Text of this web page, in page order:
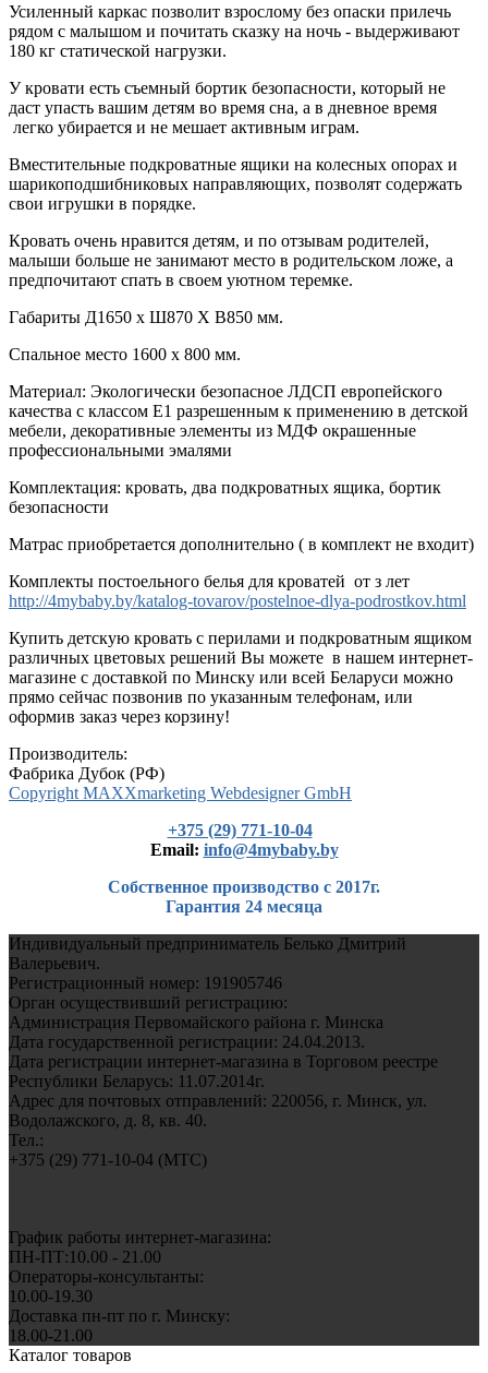
Усиленный каркас позволит взрослому без опаски прилечь
рядом с малышом и почитать сказку на ночь - выдерживают
180 кг статической нагрузки.
У кровати есть съемный бортик безопасности, который не
даст упасть вашим детям во время сна, а в дневное время
легко убирается и не мешает активным играм.
Вместительные подкроватные ящики на колесных опорах и
шарикоподшибниковых направляющих, позволят содержать
свои игрушки в порядке.
Кровать очень нравится детям, и по отзывам родителей,
малыши больше не занимают место в родительском ложе, а
предпочитают спать в своем уютном теремке.
Габариты Д1650 х Ш870 Х В850 мм.
Спальное место 1600 х 800 мм.
Материал: Экологически безопасное ЛДСП европейского
качества с классом Е1 разрешенным к применению в детской
мебели, декоративные элементы из МДФ окрашенные
профессиональными эмалями
Комплектация: кровать, два подкроватных ящика, бортик
безопасности
Матрас приобретается дополнительно ( в комплект не входит)
Комплекты постоельного белья для кроватей от з лет
http://4mybaby.by/katalog-tovarov/postelnoe-dlya-podrostkov.html
Купить детскую кровать с перилами и подкроватным ящиком
различных цветовых решений Вы можете в нашем интернет-
магазине с доставкой по Минску или всей Беларуси можно
прямо сейчас позвонив по указанным телефонам, или
оформив заказ через корзину!
Производитель:
Фабрика Дубок (РФ)
Copyright MAXXmarketing Webdesigner GmbH
+375 (29) 771-10-04
Еmail: info@4mybaby.by
Собственное производство с 2017г.
Гарантия 24 месяца
Индивидуальный предприниматель Белько Дмитрий
Валерьевич.
Регистрационный номер: 191905746
Орган осуществивший регистрацию:
Администрация Первомайского района г. Минска
Дата государственной регистрации: 24.04.2013.
Дата регистрации интернет-магазина в Торговом реестре
Республики Беларусь: 11.07.2014г.
Адрес для почтовых отправлений: 220056, г. Минск, ул.
Водолажского, д. 8, кв. 40.
Тел.:
+375 (29) 771-10-04 (MTC)
График работы интернет-магазина:
ПН-ПТ:10.00 - 21.00
Операторы-консультанты:
10.00-19.30
Доставка пн-пт по г. Минску:
18.00-21.00
Каталог товаров